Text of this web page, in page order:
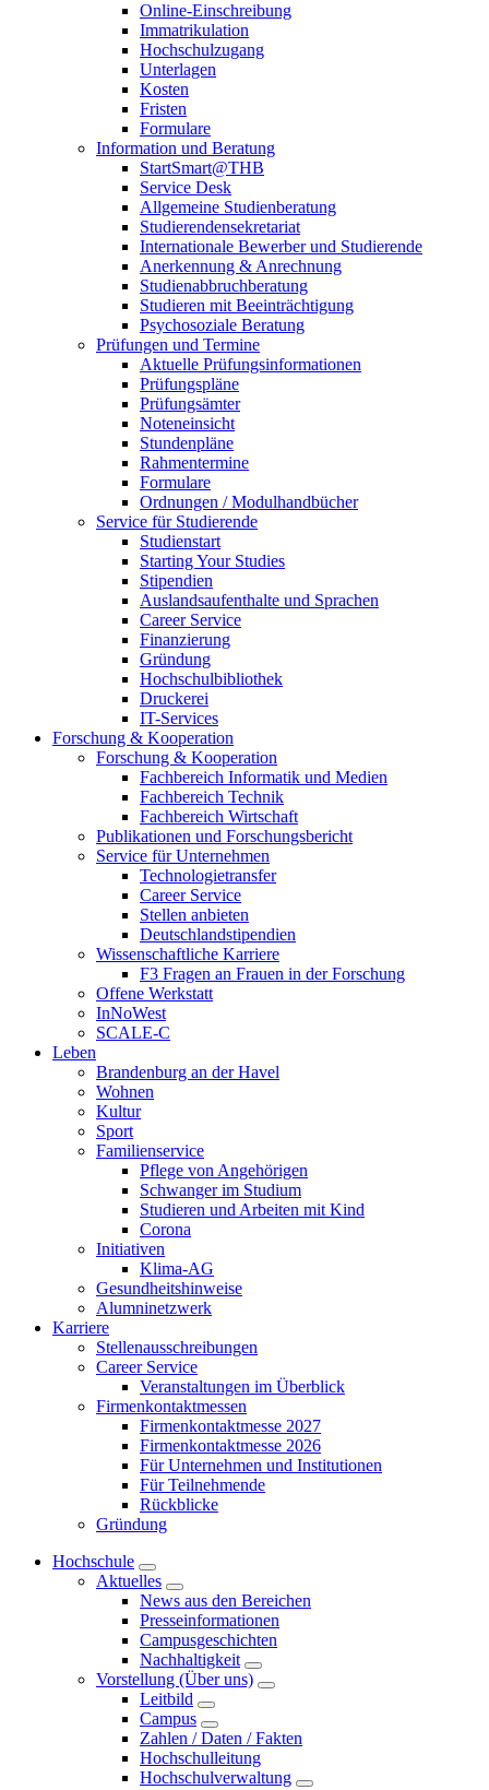
Online-Einschreibung
Immatrikulation
Hochschulzugang
Unterlagen
Kosten
Fristen
Formulare
Information und Beratung
StartSmart@THB
Service Desk
Allgemeine Studienberatung
Studierendensekretariat
Internationale Bewerber und Studierende
Anerkennung & Anrechnung
Studienabbruchberatung
Studieren mit Beeinträchtigung
Psychosoziale Beratung
Prüfungen und Termine
Aktuelle Prüfungsinformationen
Prüfungspläne
Prüfungsämter
Noteneinsicht
Stundenpläne
Rahmentermine
Formulare
Ordnungen / Modulhandbücher
Service für Studierende
Studienstart
Starting Your Studies
Stipendien
Auslandsaufenthalte und Sprachen
Career Service
Finanzierung
Gründung
Hochschulbibliothek
Druckerei
IT-Services
Forschung & Kooperation
Forschung & Kooperation
Fachbereich Informatik und Medien
Fachbereich Technik
Fachbereich Wirtschaft
Publikationen und Forschungsbericht
Service für Unternehmen
Technologietransfer
Career Service
Stellen anbieten
Deutschlandstipendien
Wissenschaftliche Karriere
F3 Fragen an Frauen in der Forschung
Offene Werkstatt
InNoWest
SCALE-C
Leben
Brandenburg an der Havel
Wohnen
Kultur
Sport
Familienservice
Pflege von Angehörigen
Schwanger im Studium
Studieren und Arbeiten mit Kind
Corona
Initiativen
Klima-AG
Gesundheitshinweise
Alumninetzwerk
Karriere
Stellenausschreibungen
Career Service
Veranstaltungen im Überblick
Firmenkontaktmessen
Firmenkontaktmesse 2027
Firmenkontaktmesse 2026
Für Unternehmen und Institutionen
Für Teilnehmende
Rückblicke
Gründung
Hochschule
Aktuelles
News aus den Bereichen
Presseinformationen
Campusgeschichten
Nachhaltigkeit
Vorstellung (Über uns)
Leitbild
Campus
Zahlen / Daten / Fakten
Hochschulleitung
Hochschulverwaltung